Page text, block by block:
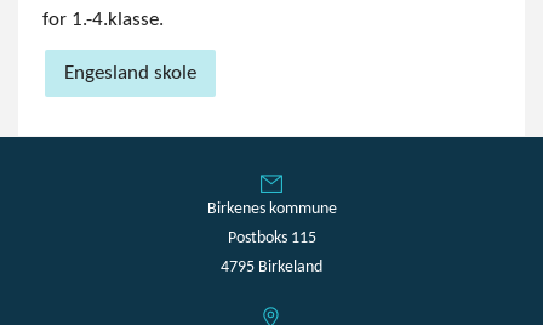
for 1.-4.klasse.
Engesland skole
Birkenes kommune
Postboks 115
4795 Birkeland